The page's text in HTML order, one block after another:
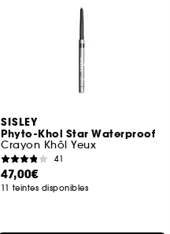
SISLEY
Phyto-Khol Star Waterproof
Crayon Khôl Yeux
41
47,00€
11 teintes disponibles